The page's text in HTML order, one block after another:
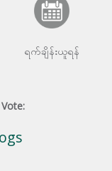
ရက်ချိန်းယူရန်